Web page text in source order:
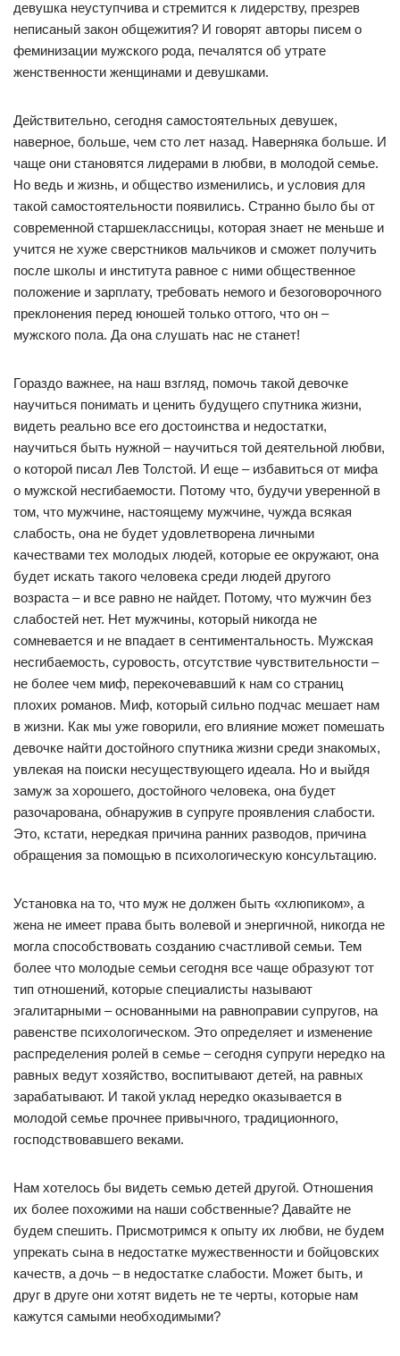
девушка неуступчива и стремится к лидерству, презрев
неписаный закон общежития? И говорят авторы писем о
феминизации мужского рода, печалятся об утрате
женственности женщинами и девушками.
Действительно, сегодня самостоятельных девушек,
наверное, больше, чем сто лет назад. Наверняка больше. И
чаще они становятся лидерами в любви, в молодой семье.
Но ведь и жизнь, и общество изменились, и условия для
такой самостоятельности появились. Странно было бы от
современной старшеклассницы, которая знает не меньше и
учится не хуже сверстников мальчиков и сможет получить
после школы и института равное с ними общественное
положение и зарплату, требовать немого и безоговорочного
преклонения перед юношей только оттого, что он –
мужского пола. Да она слушать нас не станет!
Гораздо важнее, на наш взгляд, помочь такой девочке
научиться понимать и ценить будущего спутника жизни,
видеть реально все его достоинства и недостатки,
научиться быть нужной – научиться той деятельной любви,
о которой писал Лев Толстой. И еще – избавиться от мифа
о мужской несгибаемости. Потому что, будучи уверенной в
том, что мужчине, настоящему мужчине, чужда всякая
слабость, она не будет удовлетворена личными
качествами тех молодых людей, которые ее окружают, она
будет искать такого человека среди людей другого
возраста – и все равно не найдет. Потому, что мужчин без
слабостей нет. Нет мужчины, который никогда не
сомневается и не впадает в сентиментальность. Мужская
несгибаемость, суровость, отсутствие чувствительности –
не более чем миф, перекочевавший к нам со страниц
плохих романов. Миф, который сильно подчас мешает нам
в жизни. Как мы уже говорили, его влияние может помешать
девочке найти достойного спутника жизни среди знакомых,
увлекая на поиски несуществующего идеала. Но и выйдя
замуж за хорошего, достойного человека, она будет
разочарована, обнаружив в супруге проявления слабости.
Это, кстати, нередкая причина ранних разводов, причина
обращения за помощью в психологическую консультацию.
Установка на то, что муж не должен быть «хлюпиком», а
жена не имеет права быть волевой и энергичной, никогда не
могла способствовать созданию счастливой семьи. Тем
более что молодые семьи сегодня все чаще образуют тот
тип отношений, которые специалисты называют
эгалитарными – основанными на равноправии супругов, на
равенстве психологическом. Это определяет и изменение
распределения ролей в семье – сегодня супруги нередко на
равных ведут хозяйство, воспитывают детей, на равных
зарабатывают. И такой уклад нередко оказывается в
молодой семье прочнее привычного, традиционного,
господствовавшего веками.
Нам хотелось бы видеть семью детей другой. Отношения
их более похожими на наши собственные? Давайте не
будем спешить. Присмотримся к опыту их любви, не будем
упрекать сына в недостатке мужественности и бойцовских
качеств, а дочь – в недостатке слабости. Может быть, и
друг в друге они хотят видеть не те черты, которые нам
кажутся самыми необходимыми?